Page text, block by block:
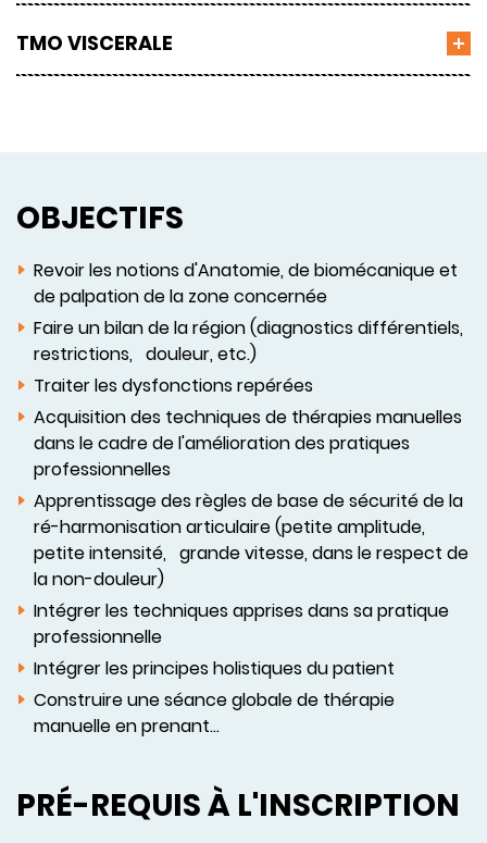
TMO VISCERALE
OBJECTIFS
Revoir les notions d'Anatomie, de biomécanique et
de palpation de la zone concernée
Faire un bilan de la région (diagnostics différentiels,
restrictions, douleur, etc.)
Traiter les dysfonctions repérées
Acquisition des techniques de thérapies manuelles
dans le cadre de l'amélioration des pratiques
professionnelles
Apprentissage des règles de base de sécurité de la
ré-harmonisation articulaire (petite amplitude,
petite intensité, grande vitesse, dans le respect de
la non-douleur)
Intégrer les techniques apprises dans sa pratique
professionnelle
Intégrer les principes holistiques du patient
Construire une séance globale de thérapie
manuelle en prenant...
PRÉ-REQUIS À L'INSCRIPTION